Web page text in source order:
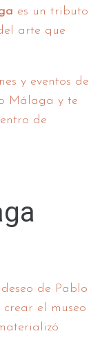
es un tributo
arte que
y eventos de
Málaga y te
de
de Pablo
el museo